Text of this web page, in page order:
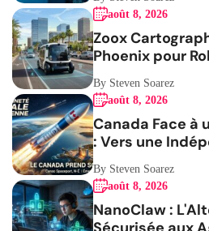
août 8, 2026
Zoox
Phoenix pour
By Steven Soarez
août 8, 2026
Canada Face à
: Vers une
Stratégique
By Steven Soarez
août 8, 2026
NanoClaw :